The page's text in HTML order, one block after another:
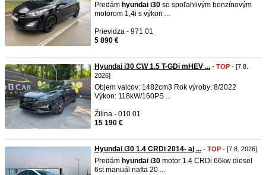
Predám hyundai i30 so spoľahlivým benzínovým
motorom 1,4i s výkon ...
Prievidza - 971 01
5 890 €
Hyundai i30 CW 1.5 T-GDi mHEV ... - TOP - [7.8.
2026]
Objem valcov: 1482cm3 Rok výroby: 8/2022
Výkon: 118kW/160PS ...
Žilina - 010 01
15 190 €
Hyundai i30 1.4 CRDi 2014- aj ... - TOP - [7.8. 2026]
Predám hyundai i30 motor 1.4 CRDi 66kw diesel
6st manuál nafta 20 ...